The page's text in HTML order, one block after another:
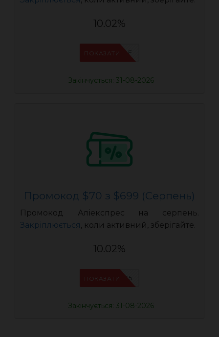
10.02%
IFPVSDOF
ПОКАЗАТИ
Закінчується: 31-08-2026
Промокод $70 з $699 (Серпень)
Промокод Аліекспрес на серпень.
Закріплюється, коли активний, зберігайте.
10.02%
IFPJJWK5
ПОКАЗАТИ
Закінчується: 31-08-2026